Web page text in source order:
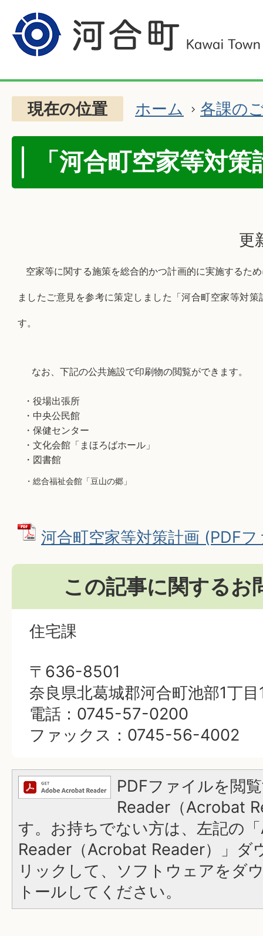
現在の位置 ホーム 各課の
「河合町空家等対
更
空家等に関する施策を総合的かつ計画的に実施するた
ましたご意見を参考に策定しました「河合町空家等対
す。
なお、下記の公共施設で印刷物の閲覧ができます。
・役場出張所
・中央公民館
・保健センター
・文化会館「まほろばホール」
・図書館
・総合福祉会館「豆山の郷」
河合町空家等対策計画 (PDF
この記事に関するお
住宅課
〒636-8501
奈良県北葛城郡河合町池部1丁目
電話：0745-57-0200
ファックス：0745-56-4002
PDFファイルを閲
Reader（Acrobat
す。お持ちでない方は、左記の
Reader（Acrobat Reader）」ダ
リックして、ソフトウェアをダ
トールしてください。